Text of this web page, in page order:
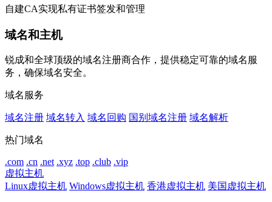
自建CA实现私有证书签发和管理
域名和主机
锐成和全球顶级的域名注册商合作，提供稳定可靠的域名服
务，确保域名安全。
域名服务
域名注册 域名转入 域名回购 国别域名注册 域名解析
热门域名
.com .cn .net .xyz .top .club .vip
虚拟主机
Linux虚拟主机 Windows虚拟主机 香港虚拟主机 美国虚拟主机